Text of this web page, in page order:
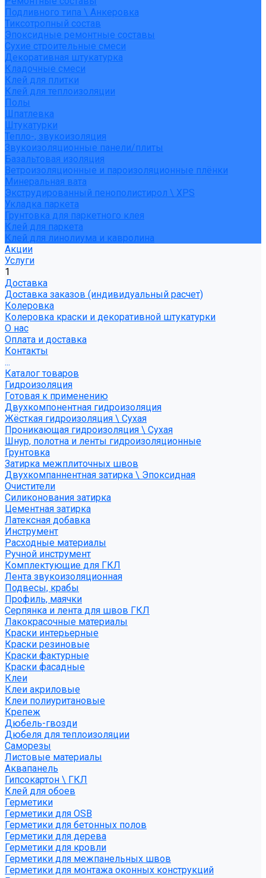
Подливного типа \ Анкеровка
Тиксотропный состав
Эпоксидные ремонтные составы
Сухие строительные смеси
Декоративная штукатурка
Кладочные смеси
Клей для плитки
Клей для теплоизоляции
Полы
Шпатлевка
Штукатурки
Тепло-, звукоизоляция
Звукоизоляционные панели/плиты
Базальтовая изоляция
Ветроизоляционные и пароизоляционные плёнки
Минеральная вата
Экструдированный пенополистирол \ XPS
Укладка паркета
Грунтовка для паркетного клея
Клей для паркета
Клей для линолиума и кавролина
Акции
Услуги
1
Доставка
Доставка заказов (индивидуальный расчет)
Колеровка
Колеровка краски и декоративной штукатурки
О нас
Оплата и доставка
Контакты
...
Каталог товаров
Гидроизоляция
Готовая к применению
Двухкомпонентная гидроизоляция
Жёсткая гидроизоляция \ Сухая
Проникающая гидроизоляция \ Сухая
Шнур, полотна и ленты гидроизоляционные
Грунтовка
Затирка межплиточных швов
Двухкомпаннентная затирка \ Эпоксидная
Очистители
Силиконования затирка
Цементная затирка
Латексная добавка
Инструмент
Расходные материалы
Ручной инструмент
Комплектующие для ГКЛ
Лента звукоизоляционная
Подвесы, крабы
Профиль, маячки
Серпянка и лента для швов ГКЛ
Лакокрасочные материалы
Краски интерьерные
Краски резиновые
Краски фактурные
Краски фасадные
Клеи
Клеи акриловые
Клеи полиуритановые
Крепеж
Дюбель-гвозди
Дюбеля для теплоизоляции
Саморезы
Листовые материалы
Аквапанель
Гипсокартон \ ГКЛ
Клей для обоев
Герметики
Герметики для OSB
Герметики для бетонных полов
Герметики для дерева
Герметики для кровли
Герметики для межпанельных швов
Герметики для монтажа оконных конструкций